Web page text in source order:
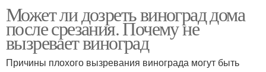
Может ли дозреть виноград дома
после срезания. Почему не
вызревает виноград
Причины плохого вызревания винограда могут быть